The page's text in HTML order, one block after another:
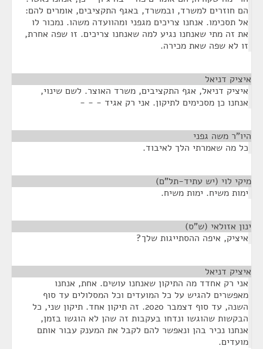
הם חוזרים למשרד, ובמשרד, באגף התקציבים, אומרים להם:
אל תסכימו. אנחנו צריכים מגפני ומהוועדה משהו. נמכור לו
את זה מתי שאנחנו נגיע למה שאנחנו צריכים. זו שפה אחרת,
זו לא שפה שאת מכירה.
איציק דניאל
איציק דניאל, אגף התקציבים, משרד האוצר. לשם שינוי,
אנחנו כן מסכימים לתיקון. אני רק אגיד - - -
היו"ר משה גפני
כל מה שאמרתי הלך לאיבוד.
מיקי לוי (יש עתיד-תל"ם)
ימות משיח. ימות משיח.
ינון אזולאי (ש"ס)
איציק, איפה ההסתייגות שלך?
איציק דניאל
אני רק אחדד מה התיקון שאנחנו עושים. אחת, אנחנו
מאפשרים להגיש על כל המועדים וכל המסלולים עד סוף
השנה, עד סוף דצמבר 2020. זה תיקון אחד. תיקון שני, כל
הבקשות שהוגשו ונדחו בעקבות זה שהן לא הוגשו בזמן,
אנחנו נכיר בהן ונאפשר להם לקבל את המענק עבור אותם
מועדים.